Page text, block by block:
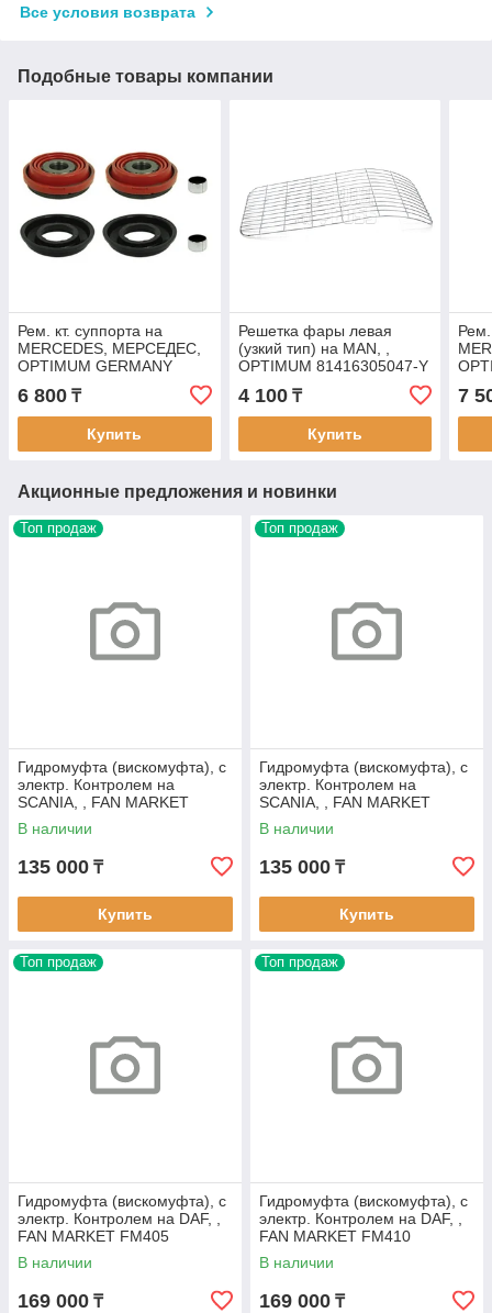
Все условия возврата
Подобные товары компании
Рем. кт. суппорта на
MERCEDES, МЕРСЕДЕС,
OPTIMUM GERMANY
6 800 ₸
Купить
Решетка фары левая
(узкий тип) на MAN, ,
OPTIMUM 81416305047-Y
4 100₸
Купить
Рем.
7
Акционные предложения и новинки
Топ продаж
Гидромуфта (вискомуфта), с
электр. Контролем на
SCANIA, , FAN MARKET
FM382
В наличии
135 000 ₸
Купить
Топ продаж
Гидромуфта (вискомуфта), с
электр. Контролем на
SCANIA, , FAN MARKET
FM305
В наличии
135 000 ₸
Купить
Топ продаж
Гидромуфта (вискомуфта), с
электр. Контролем на DAF, ,
FAN MARKET FM405
В наличии
169 000 ₸
Топ продаж
Гидромуфта (вискомуфта), с
электр. Контролем на DAF, ,
FAN MARKET FM410
В наличии
169 000 ₸